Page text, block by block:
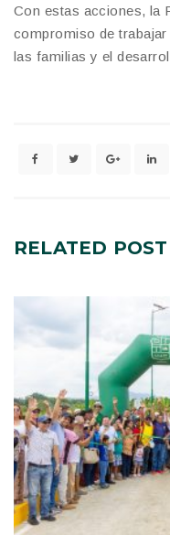
Con estas acciones, la
compromiso de
las familias y el
RELATED POST